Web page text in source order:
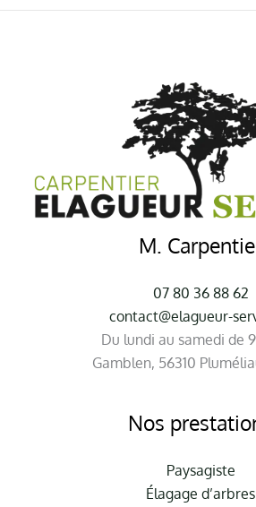
M.
07 80 36 88 62
contact@elagueur-
Du lundi au samedi de
Gamblen, 56310
Nos
Paysagiste
Élagage d’arbres